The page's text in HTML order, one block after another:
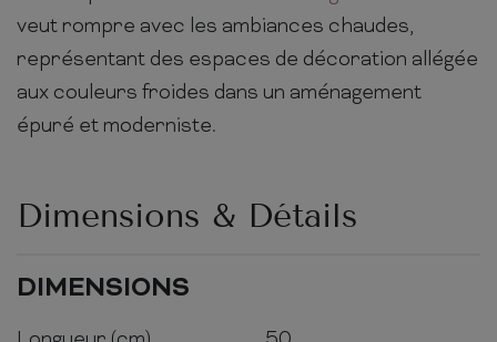
veut rompre avec les ambiances chaudes,
représentant des espaces de décoration allégée
aux couleurs froides dans un aménagement
épuré et moderniste.
Dimensions & Détails
DIMENSIONS